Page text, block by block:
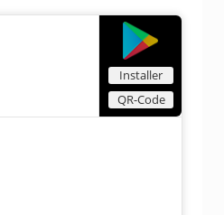
Installer
QR-Code